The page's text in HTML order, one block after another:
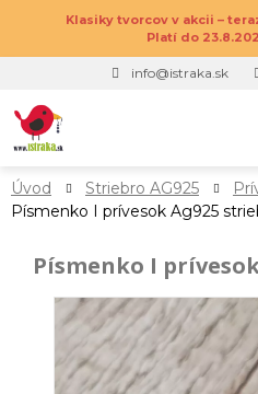
Klasiky tvorcov v akcii –
Platí do
info@istraka.sk
Úvod Striebro AG925
Písmenko I prívesok Ag925
Písmenko I